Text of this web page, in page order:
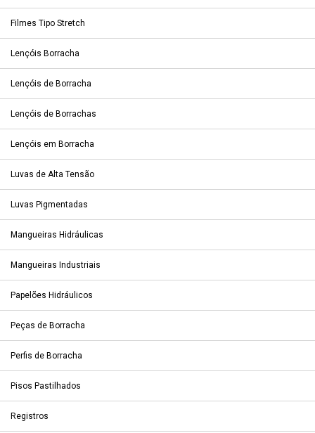
Filmes Tipo Stretch
Lençóis Borracha
Lençóis de Borracha
Lençóis de Borrachas
Lençóis em Borracha
Luvas de Alta Tensão
Luvas Pigmentadas
Mangueiras Hidráulicas
Mangueiras Industriais
Papelões Hidráulicos
Peças de Borracha
Perfis de Borracha
Pisos Pastilhados
Registros